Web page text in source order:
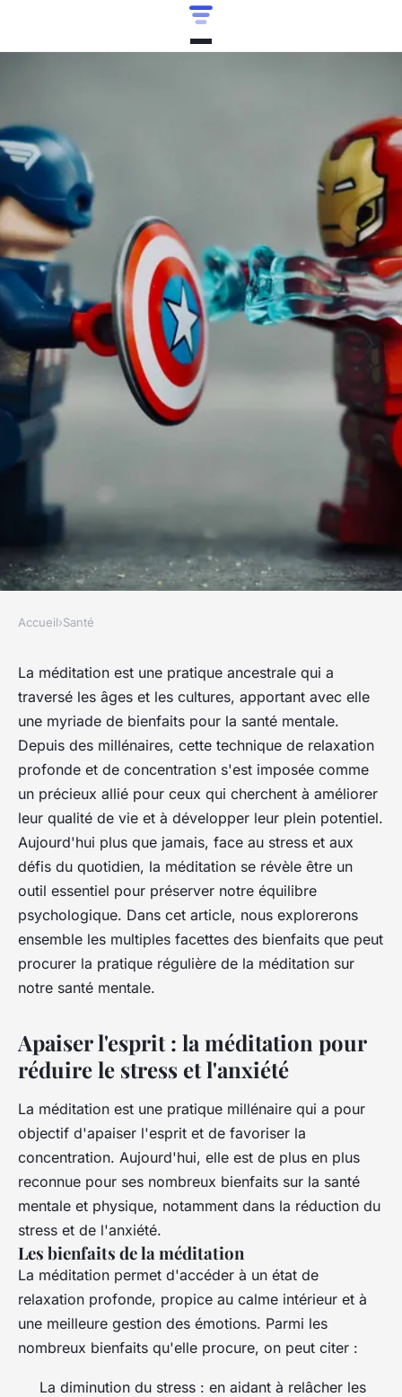
Les bienfaits de la méditation
pour la santé mentale
jarside8 •1 juin 2023•8 min de lecture
Accueil›Santé
La méditation est une pratique ancestrale qui a
traversé les âges et les cultures, apportant avec elle
une myriade de bienfaits pour la santé mentale.
Depuis des millénaires, cette technique de relaxation
profonde et de concentration s'est imposée comme
un précieux allié pour ceux qui cherchent à améliorer
leur qualité de vie et à développer leur plein potentiel.
Aujourd'hui plus que jamais, face au stress et aux
défis du quotidien, la méditation se révèle être un
outil essentiel pour préserver notre équilibre
psychologique. Dans cet article, nous explorerons
ensemble les multiples facettes des bienfaits que peut
procurer la pratique régulière de la méditation sur
notre santé mentale.
Apaiser l'esprit : la méditation pour
réduire le stress et l'anxiété
La méditation est une pratique millénaire qui a pour
objectif d'apaiser l'esprit et de favoriser la
concentration. Aujourd'hui, elle est de plus en plus
reconnue pour ses nombreux bienfaits sur la santé
mentale et physique, notamment dans la réduction du
stress et de l'anxiété.
Les bienfaits de la méditation
La méditation permet d'accéder à un état de
relaxation profonde, propice au calme intérieur et à
une meilleure gestion des émotions. Parmi les
nombreux bienfaits qu'elle procure, on peut citer :
La diminution du stress : en aidant à relâcher les